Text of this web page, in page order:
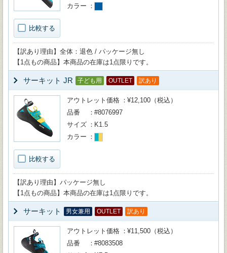
比較する
カラー
【訳あり理由】全体：退色 / パッケージ無し
【1点もの商品】本商品の在庫は1点限りです。
サーキット JR 子ども用 OUTLET 訳あり
比較する
アウトレット価格
¥12,100（税込）
品番
#8076997
サイズ
K1.5
カラー
【訳あり理由】パッケージ無し
【1点もの商品】本商品の在庫は1点限りです。
サーキット 男女兼用 OUTLET 訳あり
アウトレット価格
¥11,500（税込）
品番
#8083508